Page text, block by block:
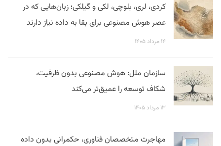
کردی، لری، بلوچی، لکی و گیلکی؛ زبان‌هایی که در
عصر هوش مصنوعی برای بقا به داده نیاز دارند
۱۴ مرداد ۱۴۰۵
سازمان ملل: هوش مصنوعی بدون ظرفیت،
شکاف توسعه را عمیق‌تر می‌کند
۱۳ مرداد ۱۴۰۵
مهاجرت متخصصان فناوری، حکمرانی بدون داده